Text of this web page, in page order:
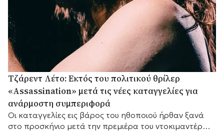
Τζάρεντ Λέτο: Εκτός του πολιτικού θρίλερ
«Assassination» μετά τις νέες καταγγελίες για
ανάρμοστη συμπεριφορά
Οι καταγγελίες εις βάρος του ηθοποιού ήρθαν ξανά
στο προσκήνιο μετά την πρεμιέρα του ντοκιμαντέρ